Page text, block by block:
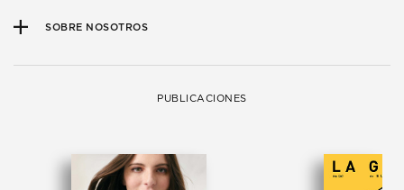
SOBRE NOSOTROS
PUBLICACIONES